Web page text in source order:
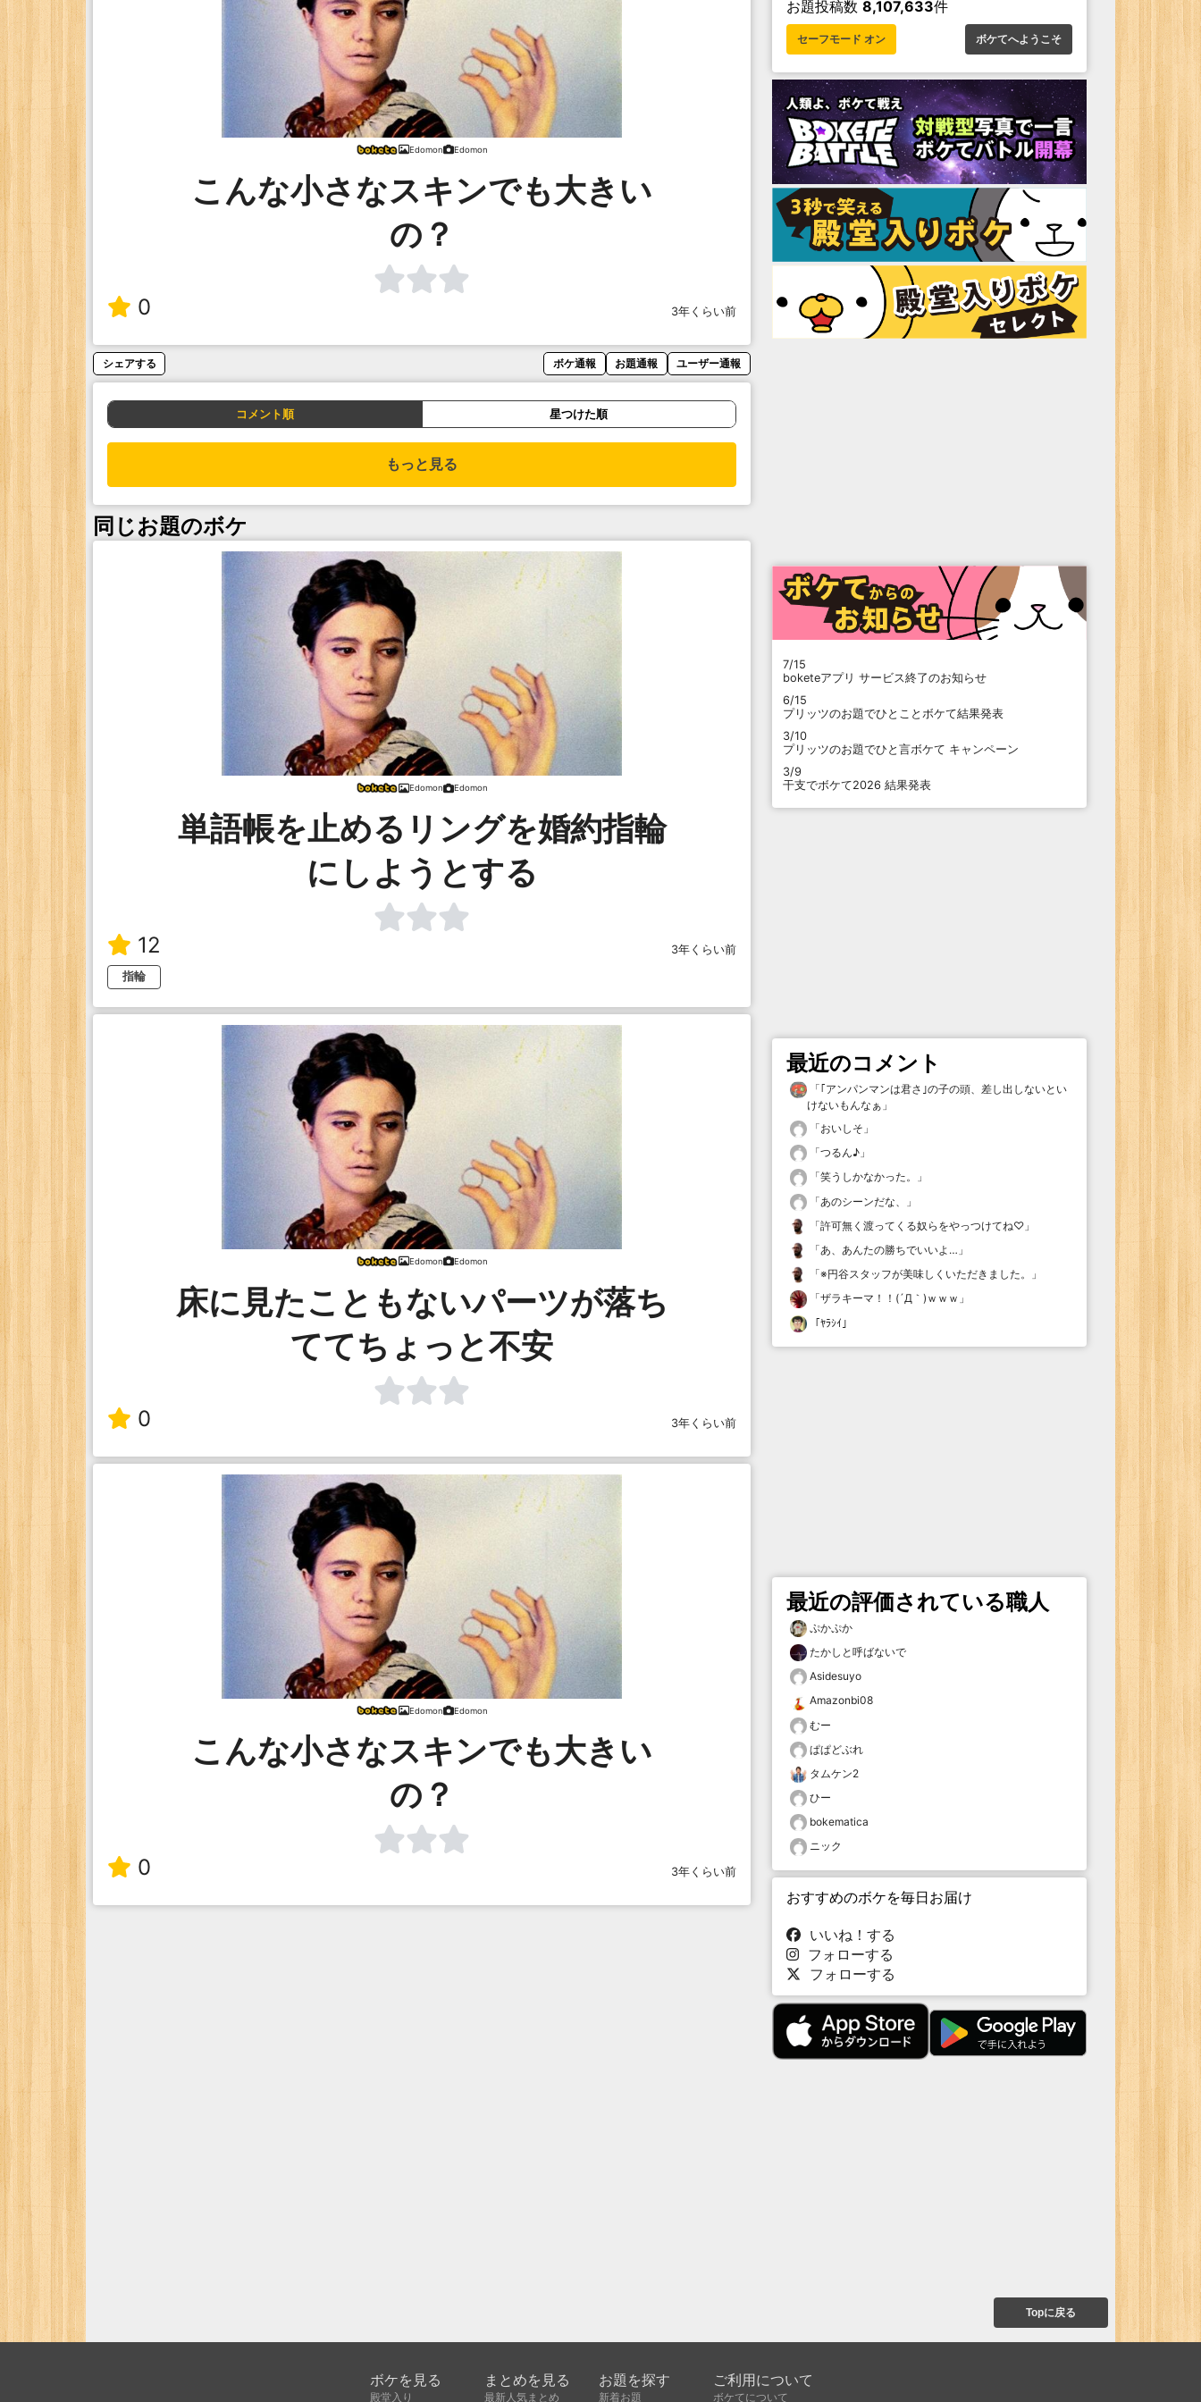
Edomon Edomon
こんな小さなスキンでも大きい
の？
0 3年くらい前
シェアする ボケ通報 お題通報 ユーザー通報
コメント順 星つけた順
もっと見る
同じお題のボケ
Edomon Edomon
単語帳を止めるリングを婚約指輪
にしようとする
12
3年くらい前
指輪
Edomon Edomon
床に見たこともないパーツが落ち
ててちょっと不安
0 3年くらい前
Edomon Edomon
こんな小さなスキンでも大きい
の？
0 3年くらい前
お題投稿数 8,107,633件
セーフモード オン ボケてへようこそ
7/15
boketeアプリ サービス終了のお知らせ
6/15
プリッツのお題でひとことボケて結果発表
3/10
プリッツのお題でひと言ボケて キャンペーン
3/9
干支でボケて2026 結果発表
最近のコメント
「｢アンパンマンは君さ｣の子の頭、差し出しないとい
けないもんなぁ 」
「おいしそ 」
「つるん♪ 」
「笑うしかなかった。
」
「あのシーンだな、
」
「許可無く渡ってくる奴らをやっつけてね♡ 」
「あ、あんたの勝ちでいいよ… 」
「※円谷スタッフが美味しくいただきました。
」
「ザラキーマ！！(´Д｀)ｗｗｗ 」
「ﾔﾗｼｲ 」
最近の評価されている職人
ぷかぷか
たかしと呼ばないで
Asidesuyo
Amazonbi08
むー
ぱぱどぶれ
タムケン2
ひー
bokematica
ニック
おすすめのボケを毎日お届け
いいね！する
フォローする
フォローする
Topに戻る
ボケを見る
殿堂入り
まとめを見る
最新人気まとめ
お題を探す
新着お題
ご利用について
ボケてについて